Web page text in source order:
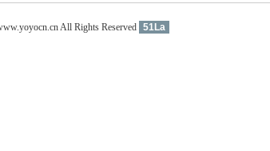
All Rights Reserved 51La